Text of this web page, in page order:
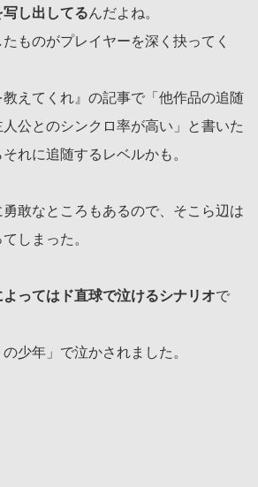
し出してるんだよね。
ものがプレイヤーを深く抉ってく
えてくれ』の記事で「他作品の追随
公とのシンクロ率が高い」と書いた
れに追随するレベルかも。
敢なところもあるので、そこら辺は
しまった。
よってはド直球で泣けるシナリオで
少年」で泣かされました。